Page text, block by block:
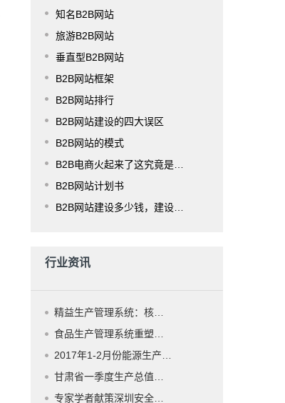
知名B2B网站
旅游B2B网站
垂直型B2B网站
B2B网站框架
B2B网站排行
B2B网站建设的四大误区
B2B网站的模式
B2B电商火起来了这究竟是为什么？
B2B网站计划书
B2B网站建设多少钱，建设费用是多少？
行业资讯
精益生产管理系统：核心功能、实施框架、行业适配与应用价值全解析
食品生产管理系统重塑行业安全与效率：从“人工账本”到“数字大脑”
2017年1-2月份能源生产情况
甘肃省一季度生产总值同比增长6.1%
专家学者献策深圳安全生产管理